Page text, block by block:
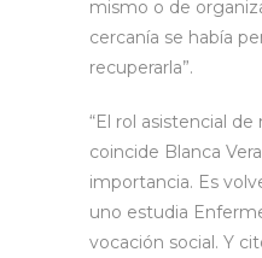
mismo o de
cercanía se había
recuperarla”.
“El rol asistencial
coincide Blanca
importancia. Es
uno estudia
vocación social. Y